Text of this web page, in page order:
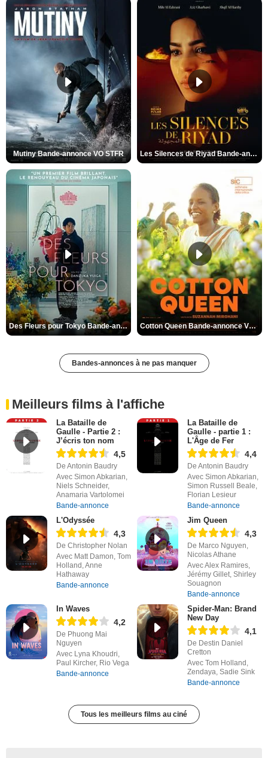
Mutiny Bande-annonce VO STFR Les Silences de Riyad Bande-annonce VO STFR
Des Fleurs pour Tokyo Bande-annonce VO STFR Cotton Queen Bande-annonce VO STFR
Bandes-annonces à ne pas manquer
Meilleurs films à l'affiche
La Bataille de
Gaulle - Partie 2 :
J’écris ton nom
4,5
De Antonin Baudry
Avec Simon Abkarian,
Niels Schneider,
Anamaria Vartolomei
Bande-annonce
La Bataille de
Gaulle - partie 1 :
L'Âge de Fer
4,4
De Antonin Baudry
Avec Simon Abkarian,
Simon Russell Beale,
Florian Lesieur
Bande-annonce
L'Odyssée
4,3
De Christopher Nolan
Avec Matt Damon, Tom
Holland, Anne
Hathaway
Bande-annonce
Jim Queen
4,3
De Marco Nguyen,
Nicolas Athane
Avec Alex Ramires,
Jérémy Gillet, Shirley
Souagnon
Bande-annonce
In Waves
4,2
De Phuong Mai
Nguyen
Avec Lyna Khoudri,
Paul Kircher, Rio Vega
Bande-annonce
Spider-Man: Brand
New Day
4,1
De Destin Daniel
Cretton
Avec Tom Holland,
Zendaya, Sadie Sink
Bande-annonce
Tous les meilleurs films au ciné